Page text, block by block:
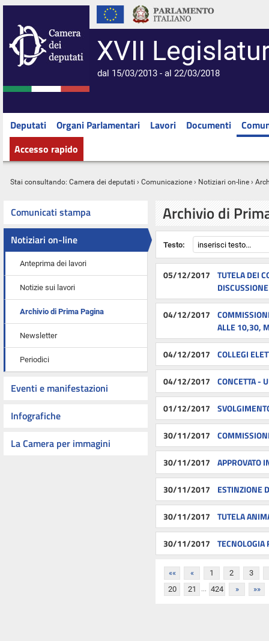
XVII
dal 15/03/2013 - al 22/03/2018
Deputati Organi Parlamentari Lavori Documenti
Accesso rapido
Stai consultando: Camera dei deputati › Comunicazione › Notiziari on-line ›
Comunicati stampa
Notiziari on-line
Anteprima dei lavori
Notizie sui lavori
Archivio di Prima Pagina
Newsletter
Periodici
Eventi e manifestazioni
Infografiche
La Camera per immagini
Archivio di
Testo:
05/12/2017
TUTELA DEI
04/12/2017
ALLE 10,30,
04/12/2017 COLLEGI
04/12/2017 CONCETTA -
01/12/2017
30/11/2017
30/11/2017 APPROVATO
30/11/2017 ESTINZIONE
30/11/2017 TUTELA
30/11/2017 TECNOLOGIA
«« « 1 2
3
20
21 ... 424 » »»